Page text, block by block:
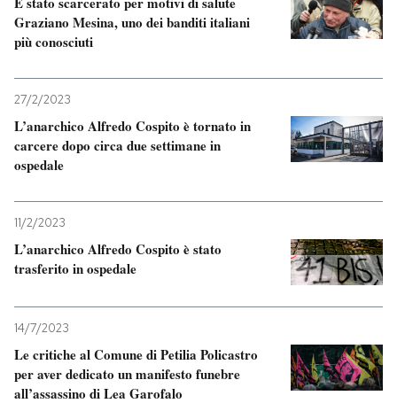
Graziano Mesina, uno dei banditi italiani
più conosciuti
27/2/2023
L’anarchico Alfredo Cospito è tornato in
carcere dopo circa due settimane in
ospedale
11/2/2023
L’anarchico Alfredo Cospito è stato
trasferito in ospedale
14/7/2023
Le critiche al Comune di Petilia Policastro
per aver dedicato un manifesto funebre
all’assassino di Lea Garofalo